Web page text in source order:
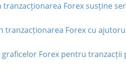
Forex susține
tranzacționarea Forex cu
graficelor Forex pentru tranzacții